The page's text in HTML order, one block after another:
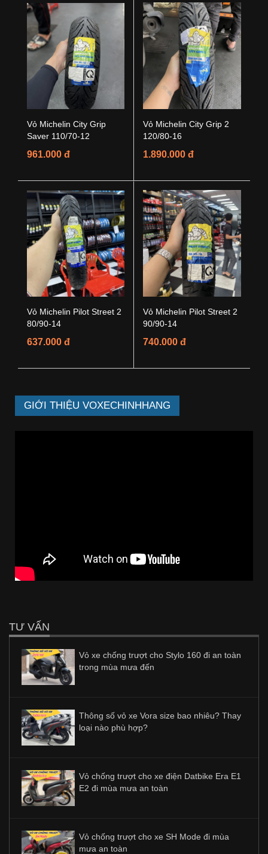
Vỏ Michelin City Grip
Saver 110/70-12
961.000 đ
Vỏ Michelin City Grip 2
120/80-16
1.890.000 đ
Vỏ Michelin Pilot Street 2
80/90-14
637.000 đ
Vỏ Michelin Pilot Street 2
90/90-14
740.000 đ
GIỚI THIỆU VOXECHINHHANG
TƯ VẤN
Vỏ xe chống trượt cho Stylo 160 đi an toàn
trong mùa mưa đến
Thông số vỏ xe Vora size bao nhiêu? Thay
loại nào phù hợp?
Vỏ chống trượt cho xe điện Datbike Era E1
E2 đi mùa mưa an toàn
Vỏ chống trượt cho xe SH Mode đi mùa
mưa an toàn